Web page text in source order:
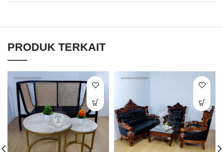
PRODUK TERKAIT